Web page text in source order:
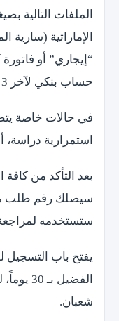
الإماراتية
“إيجاري” أو
حساب بنكي لآخر 3 أشهر.
في حالات خاصة
استمرارية
بعد التأكد من
ستستخدمه لمراجعة
يفتح باب
شعبان.